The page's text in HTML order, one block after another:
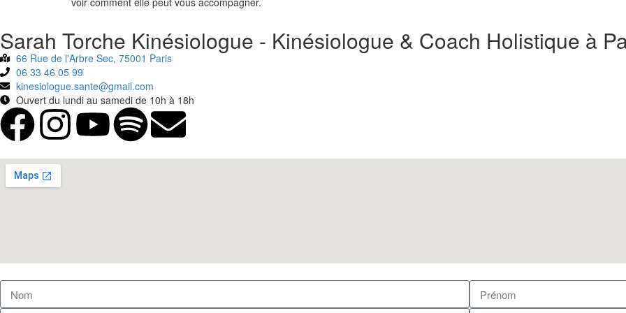
Sarah Torche Kinésiologue - Kinésiologue & Coach Holistique à
66 Rue de l'Arbre Sec, 75001 Paris
06 33 46 05 99
kinesiologue.sante@gmail.com
Ouvert du lundi au samedi de 10h à 18h